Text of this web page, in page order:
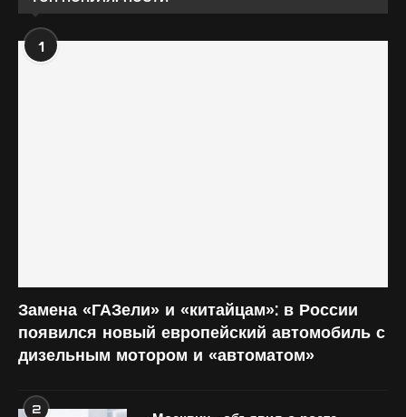
1
Замена «ГАЗели» и «китайцам»: в России
появился новый европейский автомобиль с
дизельным мотором и «автоматом»
2